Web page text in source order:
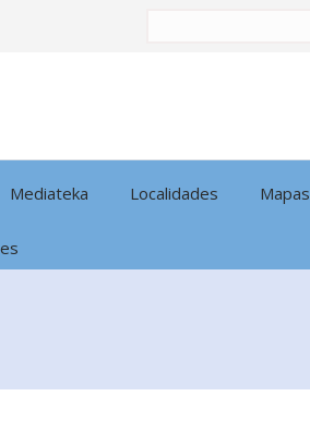
Mediateka Localidades Mapas